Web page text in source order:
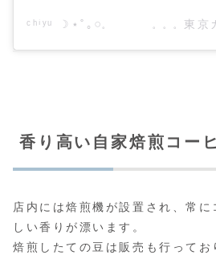
香り高い自家焙煎コー
店内には焙煎機が設置され、常
しい香りが漂います。
焙煎したての豆は販売も行って